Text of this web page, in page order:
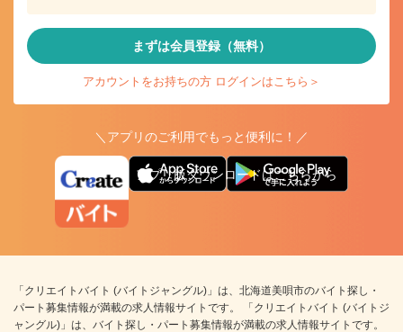
まずは会員登録（無料）
アカウントをお持ちの方 ログインはこちら＞
＼アプリのご利用でもっと便利に！／
アプリ版ダウンロードはこちらから
「クリエイトバイト (バイトジャングル)」は、北海道美唄市のバイト探し・
パート募集情報が満載の求人情報サイトです。 「クリエイトバイト (バイトジ
ャングル)」は、バイト探し・パート募集情報が満載の求人情報サイトです。